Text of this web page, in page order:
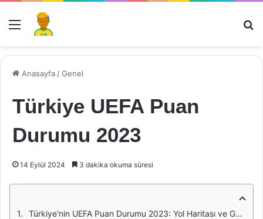
Menü
Anasayfa /Genel
Türkiye UEFA Puan
Durumu 2023
14 Eylül 2024 3 dakika okuma süresi
Türkiye'nin UEFA Puan Durumu 2023: Yol Haritası ve Gelecek Beklentileri